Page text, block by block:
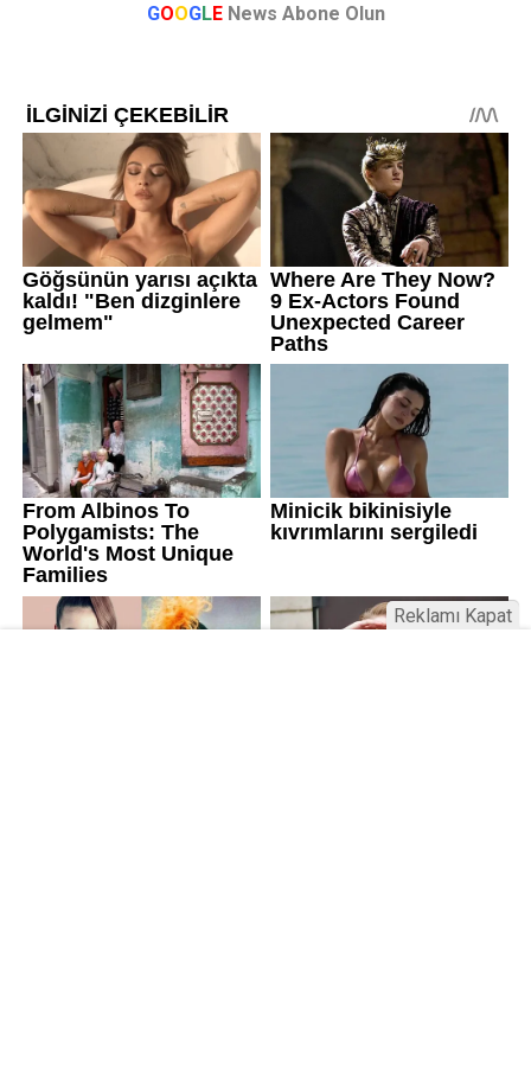
GOOGLE News Abone Olun
Reklamı Kapat